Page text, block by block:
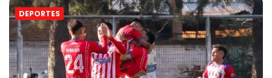
DEPORTES